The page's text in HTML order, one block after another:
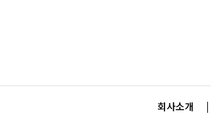
회사소개 |